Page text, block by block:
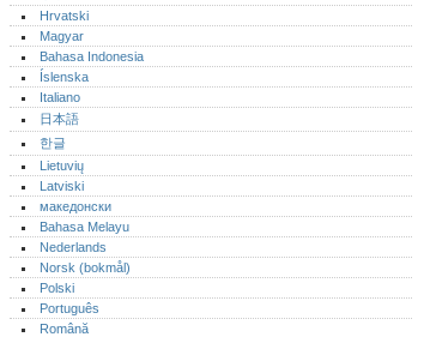
Hrvatski
Magyar
Bahasa Indonesia
Íslenska
Italiano
日本語
한글
Lietuvių
Latviski
македонски
Bahasa Melayu
Nederlands
Norsk (bokmål)‎
Polski
Português‎
Română